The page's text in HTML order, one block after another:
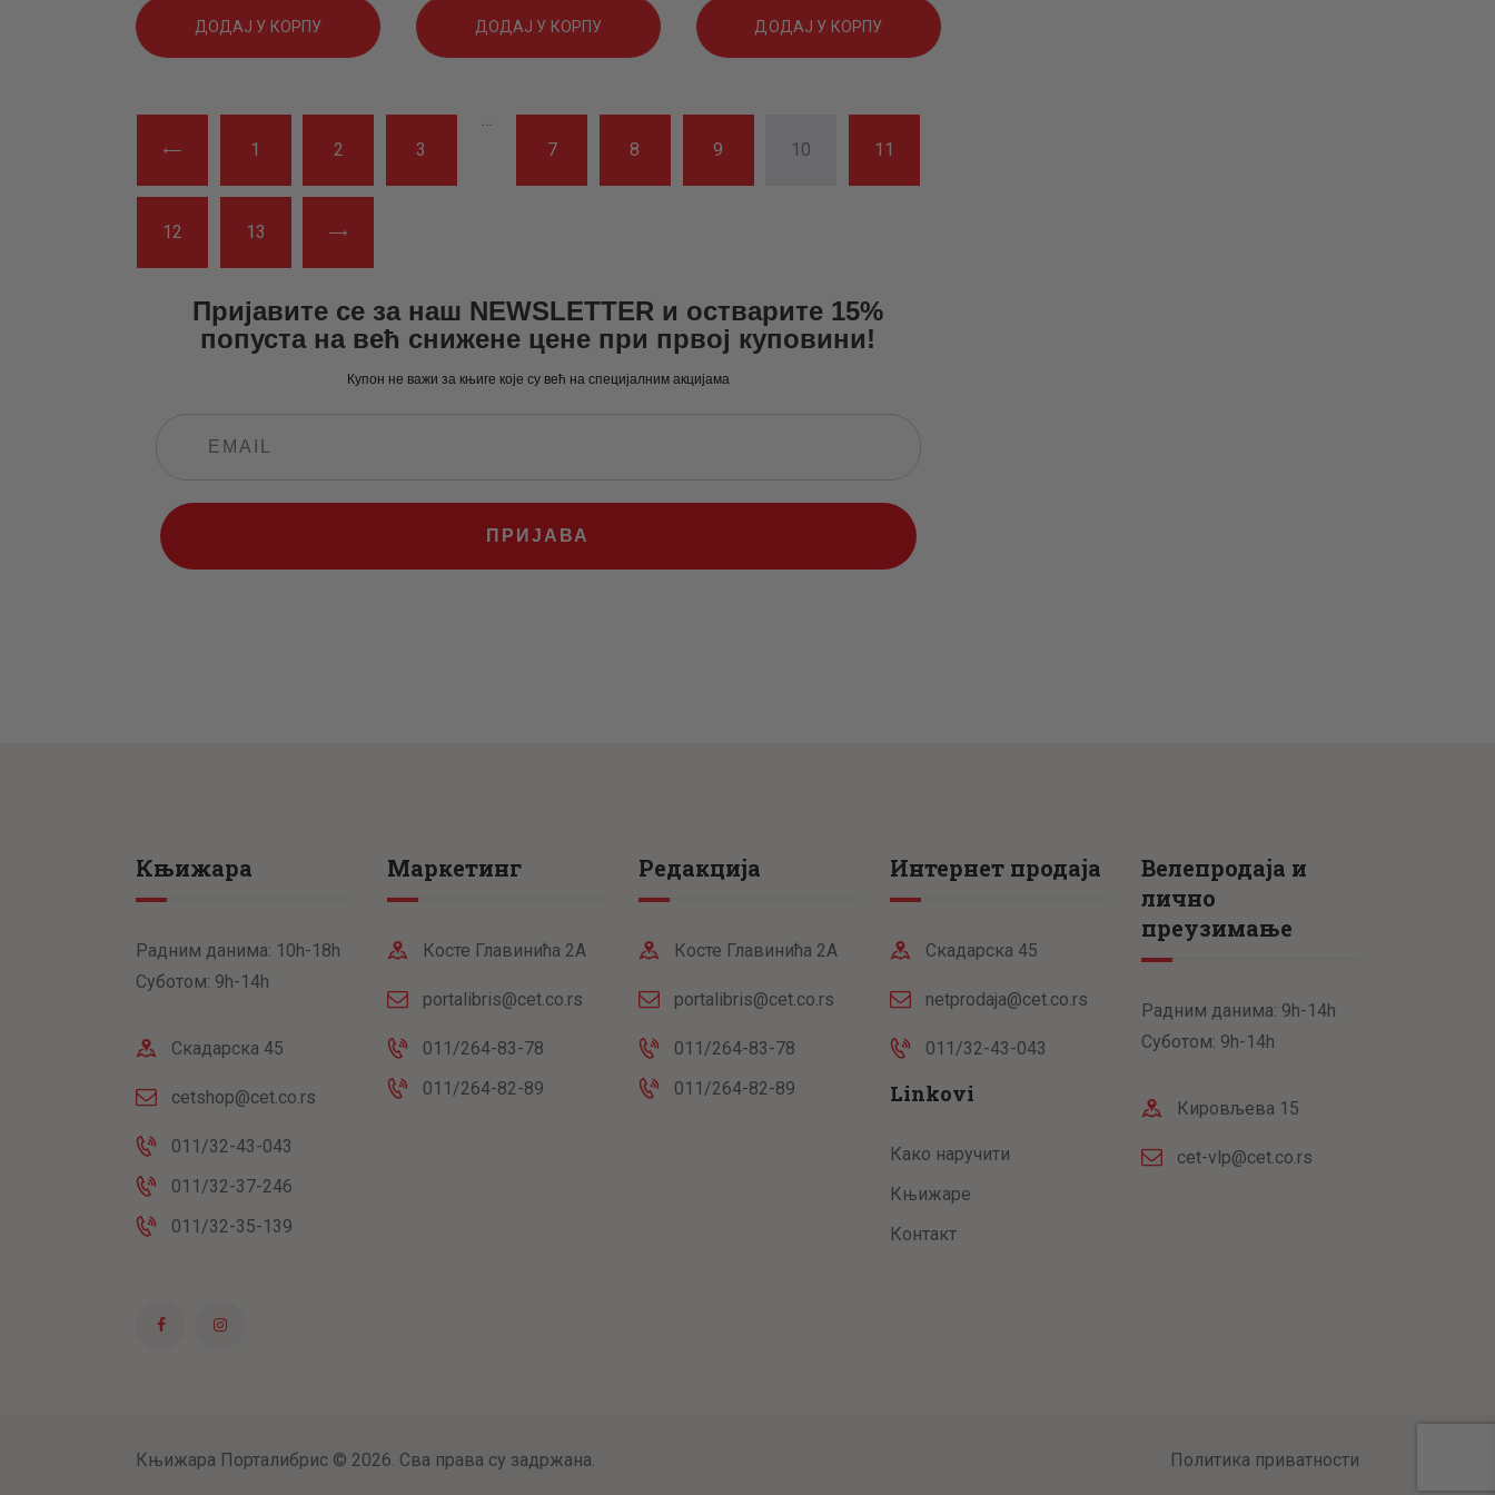
је
била:
781.
0
рсд.
је:
590.
рсд.
ДОДАЈ У КОРПУ
је
била:
946
рсд.
је:
710.
0
ДОДАЈ У КОРПУ
је
била:
825
рсд.
је:
620.
ДОДАЈ У КОРПУ
1 2 3
…
7
8 9 10 11
12 13
Пријавите се за наш NEWSLETTER и остварите 15%
попуста на већ снижене цене при првој куповини!
Купон не важи за књиге које су већ на специјалним акцијама
ПРИЈАВА
Књижара
Радним данима: 10h-18h
Суботом: 9h-14h
Скадарска 45
cetshop@cet.co.rs
011/32-43-043
011/32-37-246
011/32-35-139
Маркетинг
Косте Главинића 2А
portalibris@cet.co.rs
011/264-83-78
011/264-82-89
Редакција
Косте Главинића 2А
portalibris@cet.co.rs
011/264-83-78
011/264-82-89
Интернет продаја
Скадарска 45
netprodaja@cet.co.rs
011/32-43-043
Linkovi
Како наручити
Књижаре
Контакт
Велепродаја и
лично
преузимање
Радним данима: 9h-14h
Суботом: 9h-14h
Кировљева 15
cet-vlp@cet.co.rs
Књижара Порталибрис © 2026. Сва права су задржана. Политика приватности